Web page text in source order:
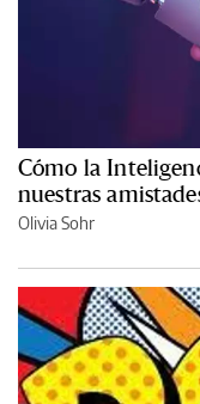
Cómo la
nuestras
Olivia Sohr